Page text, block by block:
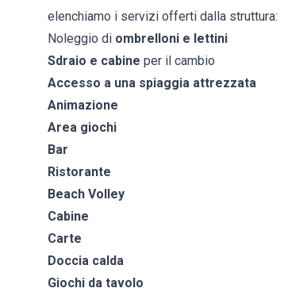
elenchiamo i servizi offerti dalla struttura:
Noleggio di ombrelloni e lettini
Sdraio e cabine per il cambio
Accesso a una spiaggia attrezzata
Animazione
Area giochi
Bar
Ristorante
Beach Volley
Cabine
Carte
Doccia calda
Giochi da tavolo